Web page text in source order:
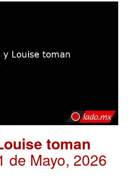
toman
de Mayo, 2026